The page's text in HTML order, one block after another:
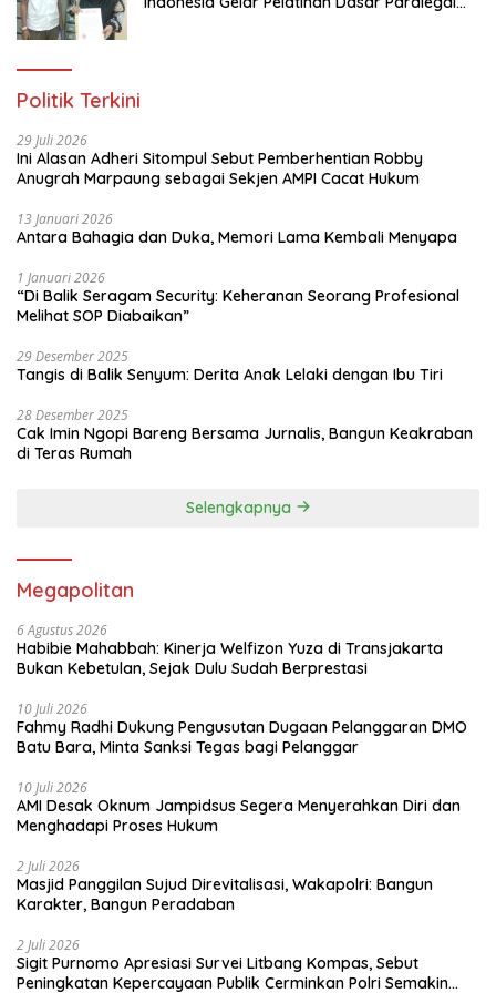
Politik Terkini
29 Juli 2026
Ini Alasan Adheri Sitompul Sebut Pemberhentian Robby
Anugrah Marpaung sebagai Sekjen AMPI Cacat Hukum
13 Januari 2026
Antara Bahagia dan Duka, Memori Lama Kembali Menyapa
1 Januari 2026
“Di Balik Seragam Security: Keheranan Seorang Profesional
Melihat SOP Diabaikan”
29 Desember 2025
Tangis di Balik Senyum: Derita Anak Lelaki dengan Ibu Tiri
28 Desember 2025
Cak Imin Ngopi Bareng Bersama Jurnalis, Bangun Keakraban
di Teras Rumah
Selengkapnya
Megapolitan
6 Agustus 2026
Habibie Mahabbah: Kinerja Welfizon Yuza di Transjakarta
Bukan Kebetulan, Sejak Dulu Sudah Berprestasi
10 Juli 2026
Fahmy Radhi Dukung Pengusutan Dugaan Pelanggaran DMO
Batu Bara, Minta Sanksi Tegas bagi Pelanggar
10 Juli 2026
AMI Desak Oknum Jampidsus Segera Menyerahkan Diri dan
Menghadapi Proses Hukum
2 Juli 2026
Masjid Panggilan Sujud Direvitalisasi, Wakapolri: Bangun
Karakter, Bangun Peradaban
2 Juli 2026
Sigit Purnomo Apresiasi Survei Litbang Kompas, Sebut
Peningkatan Kepercayaan Publik Cerminkan Polri Semakin